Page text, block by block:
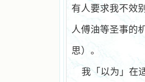
有人要求我不效
人傅油等圣事的
思）。
我「以为」在